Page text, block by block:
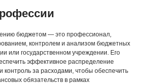
бюджетом — это профессионал,
контролем и анализом бюджетных
или государственном учреждении. Его
эффективное распределение
контроль за расходами, чтобы обеспечить
обязательств в рамках